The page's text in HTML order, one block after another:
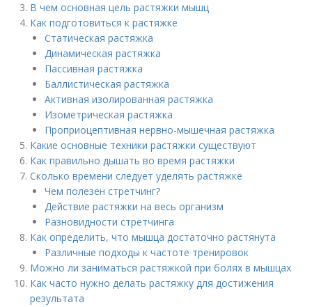
В чем основная цель растяжки мышц
Как подготовиться к растяжке
Статическая растяжка
Динамическая растяжка
Пассивная растяжка
Баллистическая растяжка
Активная изолированная растяжка
Изометрическая растяжка
Проприоцептивная нервно-мышечная растяжка
Какие основные техники растяжки существуют
Как правильно дышать во время растяжки
Сколько времени следует уделять растяжке
Чем полезен стретчинг?
Действие растяжки на весь организм
Разновидности стретчинга
Как определить, что мышца достаточно растянута
Различные подходы к частоте тренировок
Можно ли заниматься растяжкой при болях в мышцах
Как часто нужно делать растяжку для достижения
результата